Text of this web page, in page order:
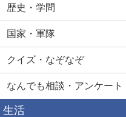
歴史・学問
国家・軍隊
クイズ・なぞなぞ
なんでも相談・アンケート
生活